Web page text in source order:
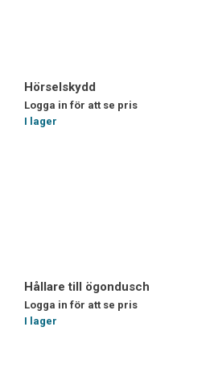
Hörselskydd
Logga in för att se pris
I lager
Hållare till ögondusch
Logga in för att se pris
I lager